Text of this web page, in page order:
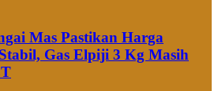
Mas Pastikan Harga
Gas Elpiji 3 Kg Masih